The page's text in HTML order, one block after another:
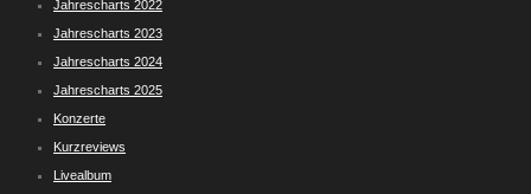
Jahrescharts 2022
Jahrescharts 2023
Jahrescharts 2024
Jahrescharts 2025
Konzerte
Kurzreviews
Livealbum